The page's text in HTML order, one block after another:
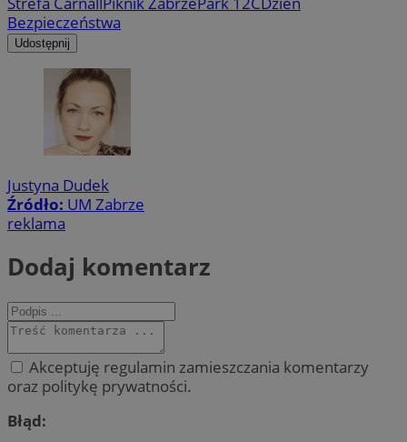
Bezpieczeństwa
Udostępnij
Justyna Dudek
Źródło: UM Zabrze
reklama
Dodaj komentarz
Akceptuję regulamin zamieszczania komentarzy
oraz politykę prywatności.
Błąd: